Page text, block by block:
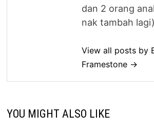
dan 2 orang
nak tambah lagi)
View all posts by
Framestone →
YOU MIGHT ALSO LIKE